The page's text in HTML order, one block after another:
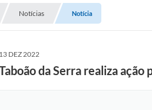
Notícias Notícia
13 DEZ 2022
da Serra realiza